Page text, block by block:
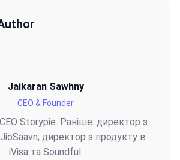
Jaikaran Sawhny
CEO & Founder
Storypie. Раніше: директор з
директор з продукту в
iVisa та Soundful.